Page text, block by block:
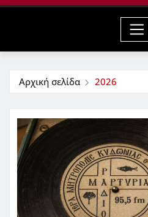
Αρχική σελίδα 2026